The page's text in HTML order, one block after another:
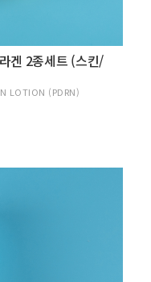
겐 2종세트 (스킨/
LOTION (PDRN)